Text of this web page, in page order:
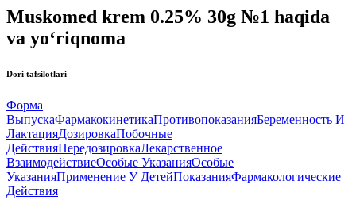
Muskomed krem 0.25% 30g №1 haqida
va yo‘riqnoma
Dori tafsilotlari
Форма
ВыпускаФармакокинетикаПротивопоказанияБеременность И
ЛактацияДозировкаПобочные
ДействияПередозировкаЛекарственное
ВзаимодействиеОсобые УказанияОсобые
УказанияПрименение У ДетейПоказанияФармакологические
Действия